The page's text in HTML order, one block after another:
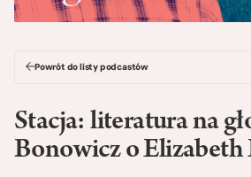
Powrót do listy podcastów
Stacja: literatura na
Bonowicz o Elizabeth